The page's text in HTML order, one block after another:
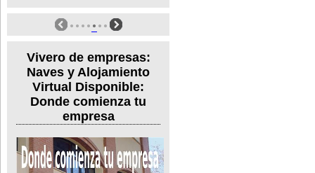
Vivero de empresas:
Naves y Alojamiento
Virtual Disponible:
Donde comienza tu
empresa